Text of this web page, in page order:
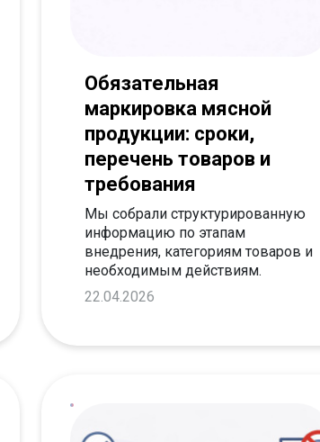
Обязательная
маркировка мясной
продукции: сроки,
перечень товаров и
требования
Мы собрали структурированную
информацию по этапам
внедрения, категориям товаров и
необходимым действиям.
22.04.2026